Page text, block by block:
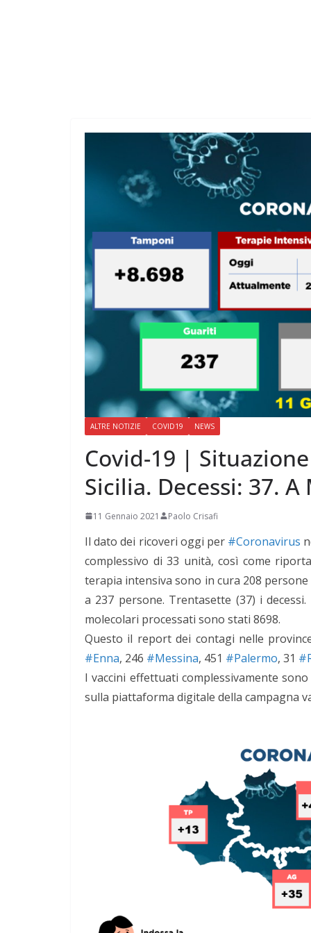
ALTRE NOTIZIE COVID19 NEWS
Covid-19 |
Sicilia. Decessi: 37.
11 Gennaio 2021 Paolo Crisafi
Il dato dei ricoveri oggi per #Coronavirus
complessivo di 33 unità, così come
terapia intensiva sono in cura 208
a 237 persone. Trentasette (37) i
molecolari processati sono stati 8698.
Questo il report dei contagi nelle
#Enna, 246 #Messina, 451 #Palermo, 31
I vaccini effettuati complessivamente
sulla piattaforma digitale della campagna